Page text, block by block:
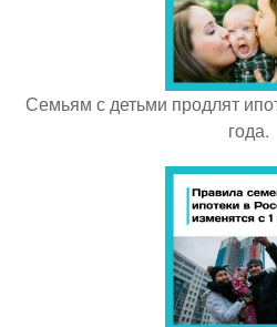
Семьям с детьми продлят
года.